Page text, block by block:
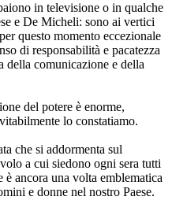
in televisione o in qualche
e De Micheli: sono ai vertici
questo momento eccezionale
di responsabilità e pacatezza
della comunicazione e della
del potere è enorme,
lo constatiamo.
che si addormenta sul
a cui siedono ogni sera tutti
ancora una volta emblematica
e donne nel nostro Paese.